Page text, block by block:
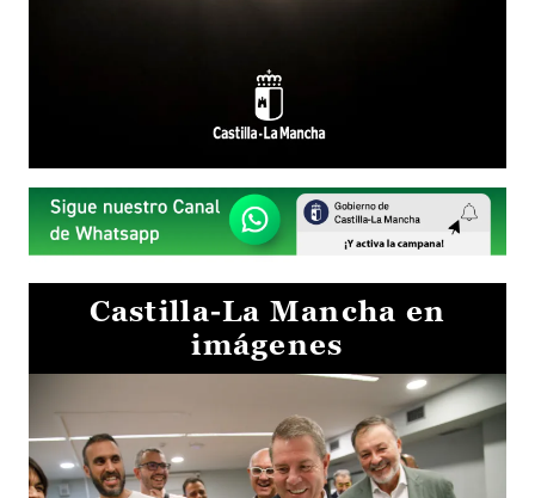
Castilla-La Mancha en
imágenes